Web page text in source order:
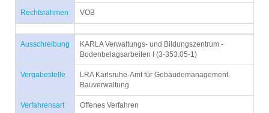
Rechtsrahmen VOB
Ausschreibung
KARLA Verwaltungs- und Bildungszentrum -
Bodenbelagsarbeiten I (3-353.05-1)
Vergabestelle
LRA Karlsruhe-Amt für Gebäudemanagement-
Bauverwaltung
Verfahrensart Offenes Verfahren